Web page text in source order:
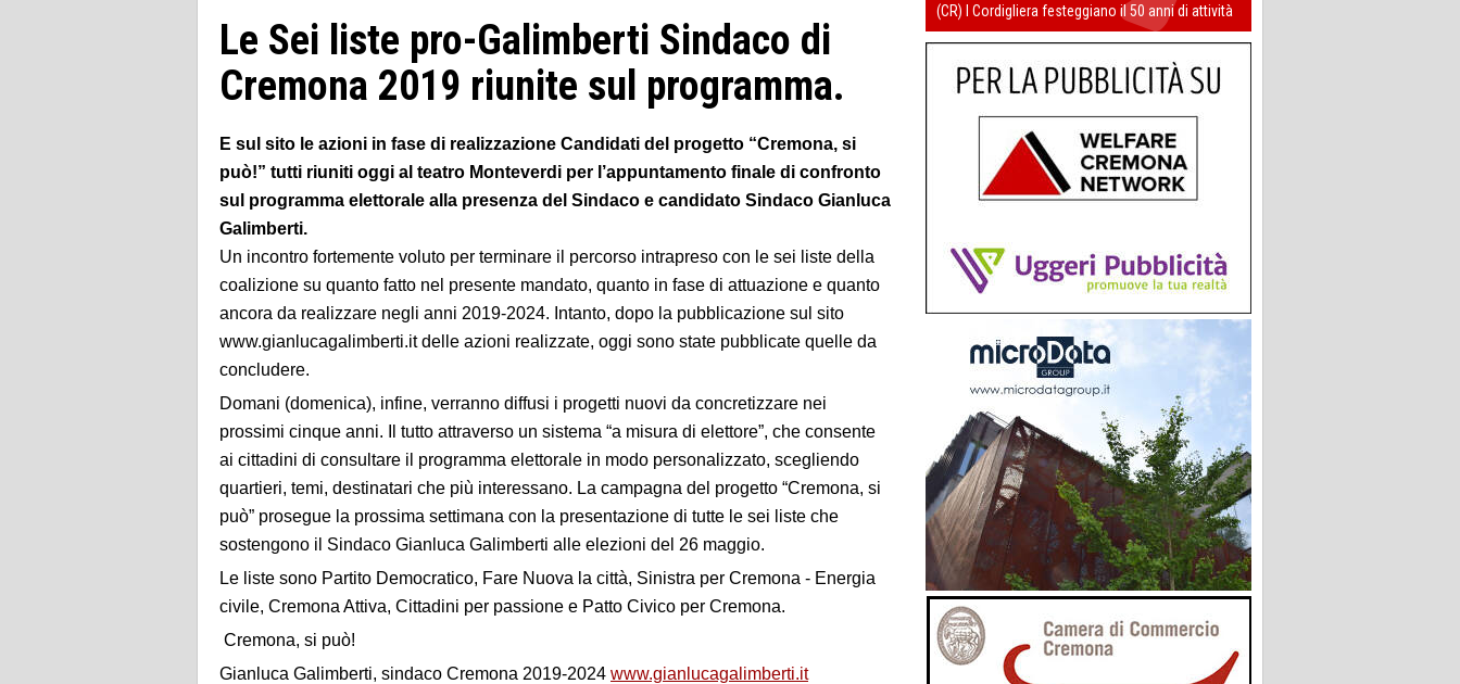
Le Sei liste pro-Galimberti Sindaco di
Cremona 2019 riunite sul programma.
E sul sito le azioni in fase di realizzazione Candidati del progetto “Cremona, si
può!” tutti riuniti oggi al teatro Monteverdi per l’appuntamento finale di confronto
sul programma elettorale alla presenza del Sindaco e candidato Sindaco Gianluca
Galimberti.
Un incontro fortemente voluto per terminare il percorso intrapreso con le sei liste della
coalizione su quanto fatto nel presente mandato, quanto in fase di attuazione e quanto
ancora da realizzare negli anni 2019-2024. Intanto, dopo la pubblicazione sul sito
www.gianlucagalimberti.it delle azioni realizzate, oggi sono state pubblicate quelle da
concludere.
Domani (domenica), infine, verranno diffusi i progetti nuovi da concretizzare nei
prossimi cinque anni. Il tutto attraverso un sistema “a misura di elettore”, che consente
ai cittadini di consultare il programma elettorale in modo personalizzato, scegliendo
quartieri, temi, destinatari che più interessano. La campagna del progetto “Cremona, si
può” prosegue la prossima settimana con la presentazione di tutte le sei liste che
sostengono il Sindaco Gianluca Galimberti alle elezioni del 26 maggio.
Le liste sono Partito Democratico, Fare Nuova la città, Sinistra per Cremona - Energia
civile, Cremona Attiva, Cittadini per passione e Patto Civico per Cremona.
Cremona, si può!
Gianluca Galimberti, sindaco Cremona 2019-2024 www.gianlucagalimberti.it
(CR) I Cordigliera festeggiano il 50 anni di attività